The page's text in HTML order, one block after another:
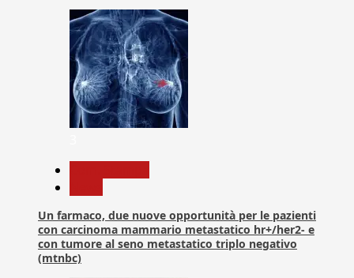
Un farmaco, due nuove opportunità per le pazienti
con carcinoma mammario metastatico hr+/her2- e
con tumore al seno metastatico triplo negativo
(mtnbc)